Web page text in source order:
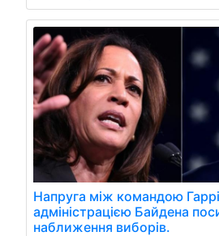
Напруга між командою
адміністрацією Байдена
наближення виборів.